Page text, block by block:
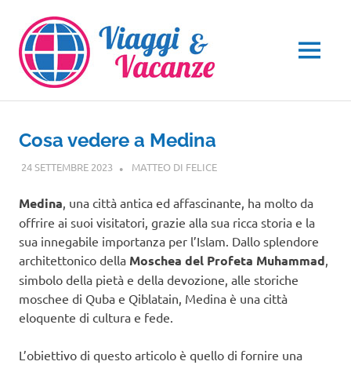
contenuto
MENU
Cosa vedere a Medina
24 SETTEMBRE 2023 MATTEO DI FELICEASIA
Medina, una città antica ed affascinante, ha molto da
offrire ai suoi visitatori, grazie alla sua ricca storia e la
sua innegabile importanza per l’Islam. Dallo splendore
architettonico della Moschea del Profeta Muhammad,
simbolo della pietà e della devozione, alle storiche
moschee di Quba e Qiblatain, Medina è una città
eloquente di cultura e fede.
L’obiettivo di questo articolo è quello di fornire una